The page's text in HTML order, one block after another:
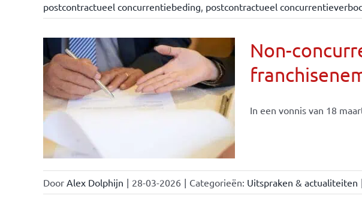
postcontractueel concurrentiebeding, postcontractueel
Non-
In een vonnis van 18
Door Alex Dolphijn | 28-03-2026 | Categorieën: Uitspraken & actualiteiten |